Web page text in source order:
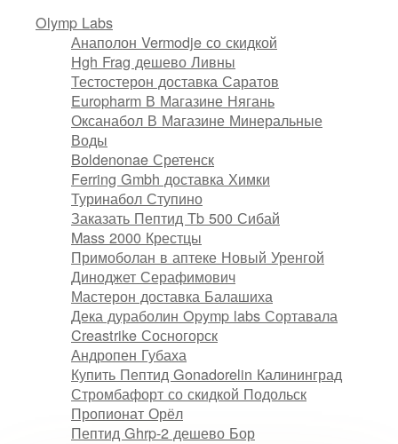
Olymp Labs
Анаполон Vermodje со скидкой
Hgh Frag дешево Ливны
Тестостерон доставка Саратов
Europharm В Магазине Нягань
Оксанабол В Магазине Минеральные
Воды
Boldenonae Сретенск
Ferring Gmbh доставка Химки
Туринабол Ступино
Заказать Пептид Tb 500 Сибай
Mass 2000 Крестцы
Примоболан в аптеке Новый Уренгой
Диноджет Серафимович
Мастерон доставка Балашиха
Дека дураболин Opymp labs Сортавала
Creastrike Сосногорск
Андропен Губаха
Купить Пептид Gonadorelin Калининград
Стромбафорт со скидкой Подольск
Пропионат Орёл
Пептид Ghrp-2 дешево Бор